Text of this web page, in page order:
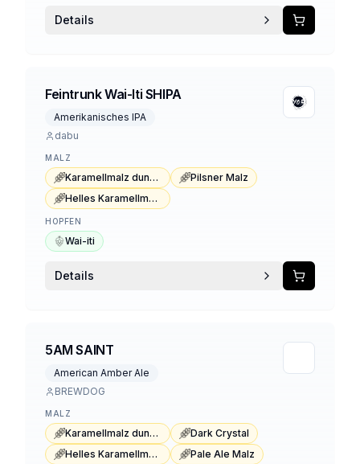
Details
Feintrunk Wai-Iti SHIPA
Amerikanisches IPA
dabu
MALZ
Karamellmalz dunkel Typ 3
Pilsner Malz
Helles Karamellmalz
HOPFEN
Wai-iti
Details
5AM SAINT
American Amber Ale
BREWDOG
MALZ
Karamellmalz dunkel Typ 3
Dark Crystal
Helles Karamellmalz
Pale Ale Malz